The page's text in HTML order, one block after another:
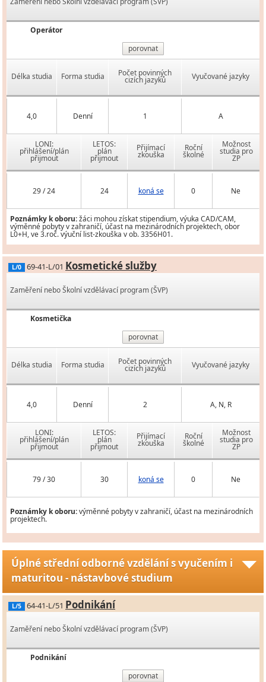
Operátor
porovnat
Délka studia Forma studia Počet povinných
cizích jazyků Vyučované jazyky
4,0 Denní 1 A
LONI:
přihlášení/plán
přijmout
LETOS:
plán
přijmout
Přijímací
zkouška
Roční
školné
Možnost
studia pro
ZP
29 / 24 24 koná se 0 Ne
Poznámky k oboru:žáci mohou získat stipendium, výuka CAD/CAM,
výměnné pobyty v zahraničí, účast na mezinárodních projektech, obor
L0+H, ve 3.roč. výuční list-zkouška v ob. 3356H01.
L/0 69-41-L/01 Kosmetické služby
Zaměření nebo Školní vzdělávací program (ŠVP)
Kosmetička
porovnat
Délka studia Forma studia Počet povinných
cizích jazyků Vyučované jazyky
4,0 Denní 2 A, N, R
LONI:
přihlášení/plán
přijmout
LETOS:
plán
přijmout
Přijímací
zkouška
Roční
školné
Možnost
studia pro
ZP
79 / 30 30 koná se 0 Ne
Poznámky k oboru:výměnné pobyty v zahraničí, účast na mezinárodních
projektech.
Úplné střední odborné vzdělání s vyučením i
maturitou - nástavbové studium
L/5 64-41-L/51 Podnikání
Zaměření nebo Školní vzdělávací program (ŠVP)
Podnikání
porovnat